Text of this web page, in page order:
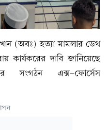
(অবঃ) হত্যা মামলার ডেথ
কার্যকরের দাবি জানিয়েছে
সংগঠন এক্স-ফোর্সেস